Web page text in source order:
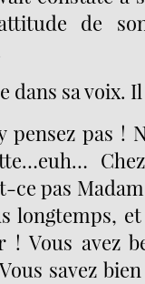
de
dans sa voix.
pas !
ce pas
longtemps,
! Vous avez
savez